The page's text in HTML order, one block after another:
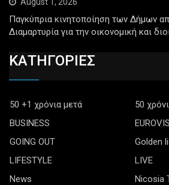
August 1, 2026
Παγκύπρια κινητοποίηση των Δήμων
Διαμαρτυρία για την οικονομική και
ΚΑΤΗΓΟΡΙΕΣ
50 +1 χρόνια μετά
50
BUSINESS
GOING OUT
Golden
LIFESTYLE
LIVE
News
Nicosia